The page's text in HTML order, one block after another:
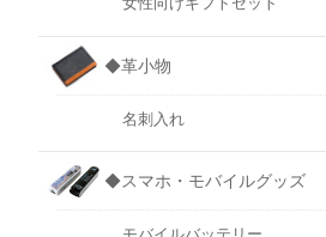
◆革小物
名刺入れ
◆スマホ・モバイルグッズ